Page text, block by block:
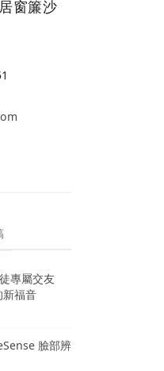
窗簾沙
專屬交友
新福音
臉部辨